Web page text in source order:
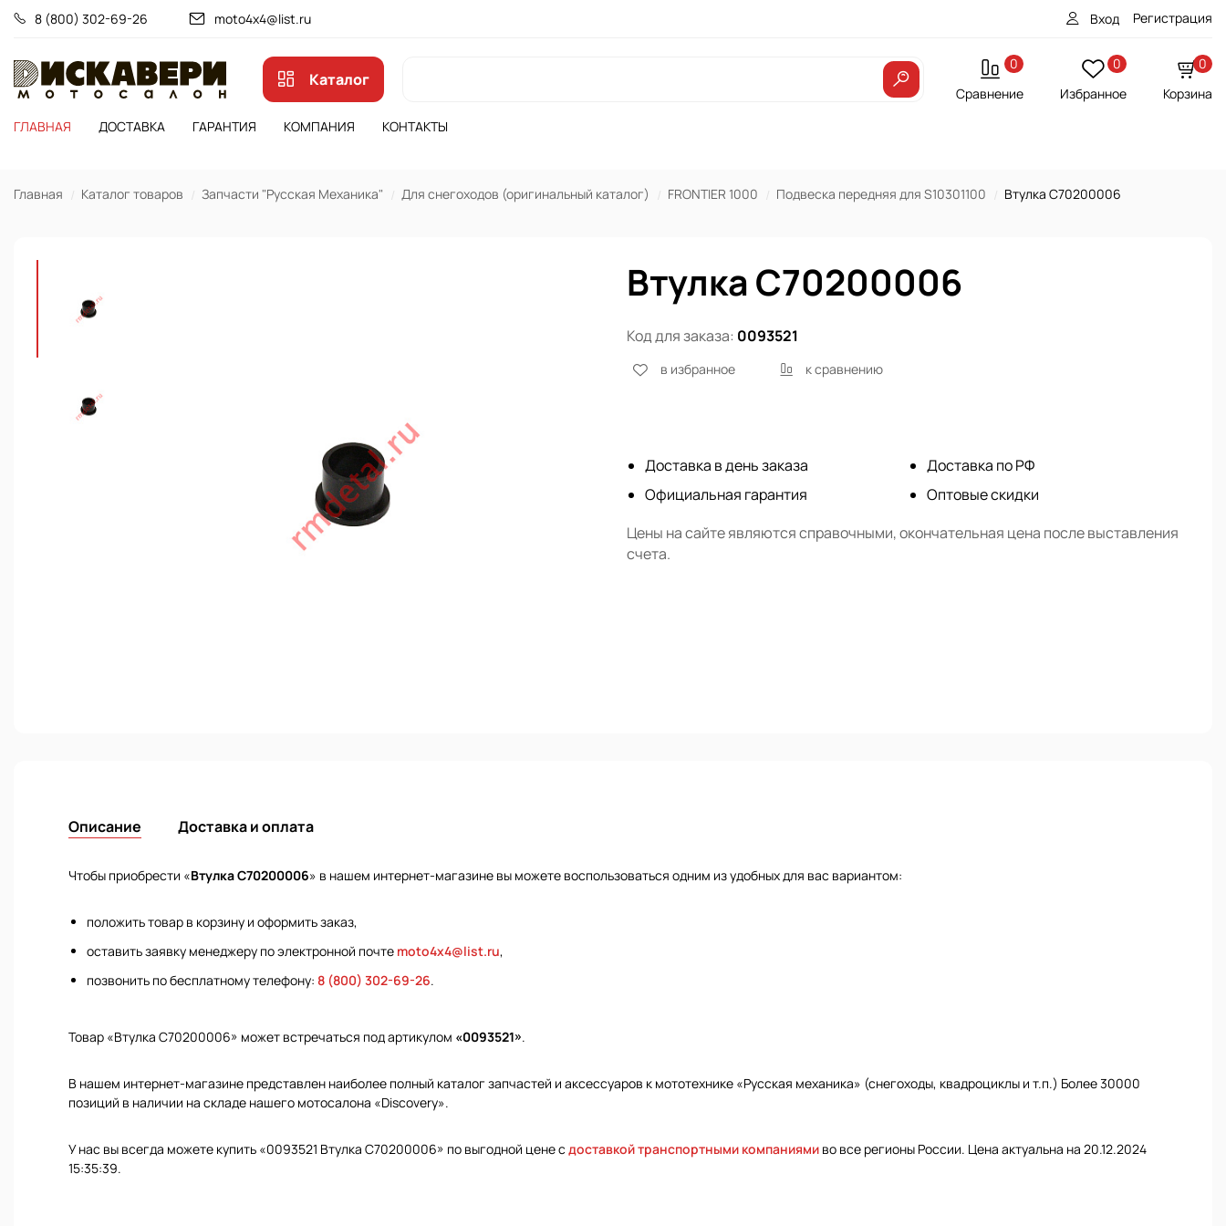
8 (800) 302-69-26 moto4x4@list.ru Вход Регистрация
Каталог
0
Сравнение
0
Избранное
0
Корзина
ГЛАВНАЯ
ДОСТАВКА ГАРАНТИЯ КОМПАНИЯ КОНТАКТЫ
Главная Каталог товаров Запчасти "Русская Механика" Для снегоходов (оригинальный каталог) FRONTIER 1000 Подвеска передняя для S10301100 Втулка C70200006
Втулка C70200006
Код для заказа: 0093521
в избранное к сравнению
Доставка в день заказа
Официальная гарантия
Доставка по РФ
Оптовые скидки
Цены на сайте являются справочными, окончательная цена после выставления
счета.
Описание Доставка и оплата
Чтобы приобрести «Втулка C70200006» в нашем интернет-магазине вы можете воспользоваться одним из удобных для вас вариантом:
положить товар в корзину и оформить заказ,
оставить заявку менеджеру по электронной почте moto4x4@list.ru,
позвонить по бесплатному телефону: 8 (800) 302-69-26.
Товар «Втулка C70200006» может встречаться под артикулом «0093521».
В нашем интернет-магазине представлен наиболее полный каталог запчастей и аксессуаров к мототехнике «Русская механика» (снегоходы, квадроциклы и т.п.) Более 30000
позиций в наличии на складе нашего мотосалона «Discovery».
У нас вы всегда можете купить «0093521 Втулка C70200006» по выгодной цене с доставкой транспортными компаниями во все регионы России. Цена актуальна на 20.12.2024
15:35:39.